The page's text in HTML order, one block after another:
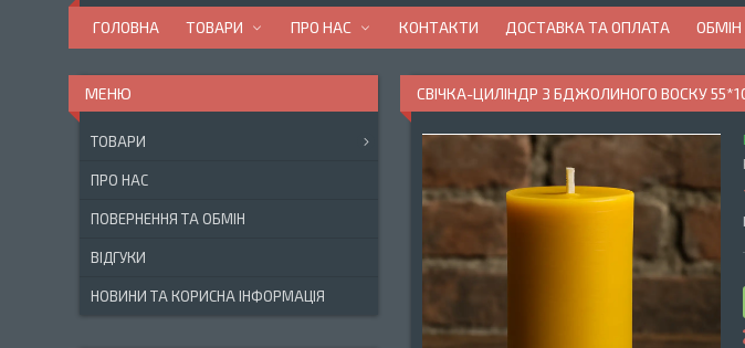
ГОЛОВНА ТОВАРИ ПРО НАС КОНТАКТИ ДОСТАВКА ТА ОПЛАТА
СВІЧКА-ЦИЛІНДР З БДЖОЛИНОГО ВОСКУ
ТОВАРИ
ПРО НАС
ПОВЕРНЕННЯ ТА ОБМІН
ВІДГУКИ
НОВИНИ ТА КОРИСНА ІНФОРМАЦІЯ